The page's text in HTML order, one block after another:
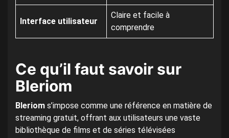
Interface utilisateur
Claire et facile à
comprendre
Ce qu’il faut savoir sur
Bleriom
Bleriom s’impose comme une référence en matière de
streaming gratuit, offrant aux utilisateurs une vaste
bibliothèque de films et de séries télévisées